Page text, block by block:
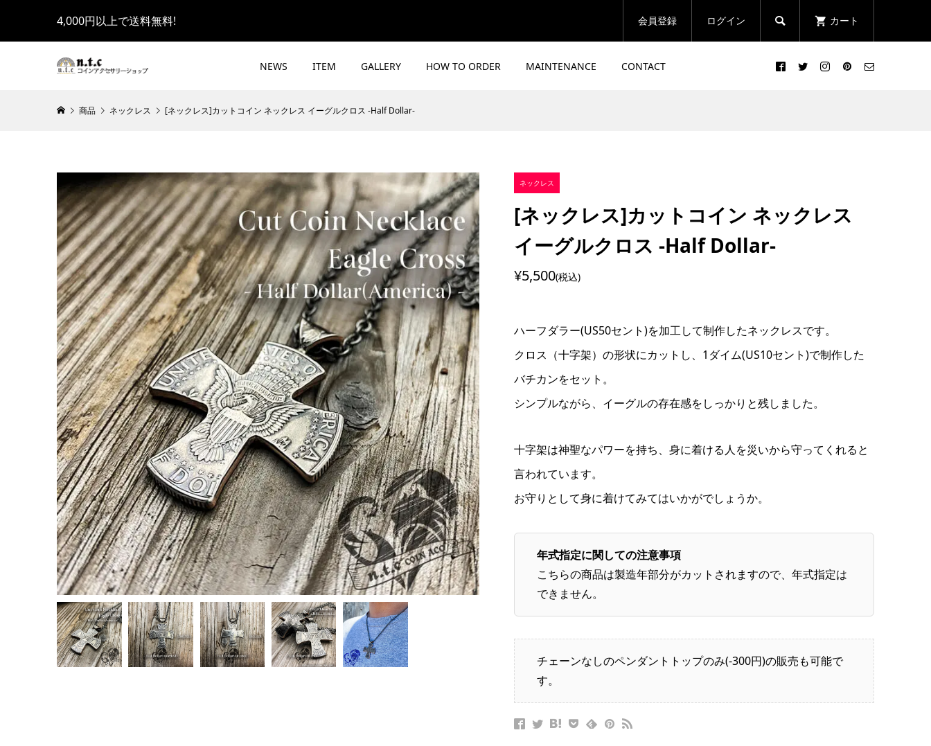
4,000円以上で送料無料! 会員登録 ログイン  カート
NEWS ITEM GALLERY HOW TO ORDER MAINTENANCE CONTACT
商品 ネックレス [ネックレス]カットコイン ネックレス イーグルクロス -Half Dollar-
ネックレス
[ネックレス]カットコイン ネックレス
イーグルクロス -Half Dollar-
¥5,500(税込)
ハーフダラー(US50セント)を加工して制作したネックレスです。
クロス（十字架）の形状にカットし、1ダイム(US10セント)で制作した
バチカンをセット。
シンプルながら、イーグルの存在感をしっかりと残しました。
十字架は神聖なパワーを持ち、身に着ける人を災いから守ってくれると
言われています。
お守りとして身に着けてみてはいかがでしょうか。
年式指定に関しての注意事項
こちらの商品は製造年部分がカットされますので、年式指定は
できません。
チェーンなしのペンダントトップのみ(-300円)の販売も可能で
す。